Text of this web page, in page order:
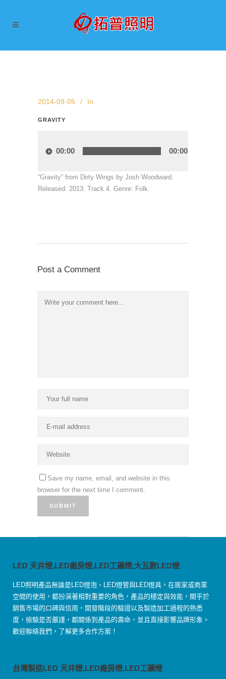
2014-09-05 In
GRAVITY
00:00 00:00
“Gravity” from Dirty Wings by Josh Woodward.
Released: 2013. Track 4. Genre: Folk.
Post a Comment
Save my name, email, and website in this
browser for the next time I comment.
LED 天井燈,LED廠房燈,LED工礦燈,大瓦數LED燈
LED照明產品無論是LED燈泡、LED燈管與LED燈具，在居家或商業
空間的使用，都扮演著相對重要的角色，產品的穩定與效能，關乎於
銷售市場的口碑與信用，開發階段的驗證以及製造加工過程的熟悉
度，檢驗是否嚴謹，都關係到產品的壽命，並且直接影響品牌形象。
歡迎聯絡我們，了解更多合作方案！
台灣製造LED 天井燈,LED廠房燈,LED工礦燈